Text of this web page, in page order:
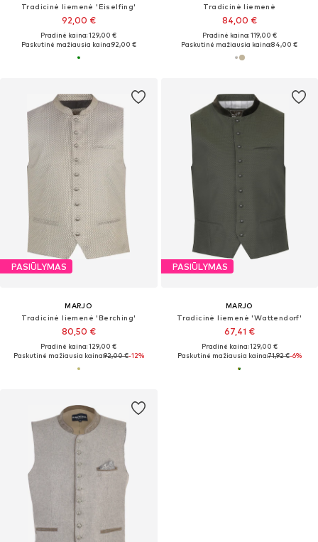
Tradicinė liemenė 'Eiselfing'
92,00 €
Pradinė kaina: 129,00 €
Paskutinė mažiausia kaina:92,00 €
Tradicinė liemenė
84,00 €
Pradinė kaina: 119,00 €
Paskutinė mažiausia kaina:84,00 €
PASIŪLYMAS
MARJO
Tradicinė liemenė 'Berching'
80,50 €
Pradinė kaina: 129,00 €
Paskutinė mažiausia kaina:92,00 €-12%
PASIŪLYMAS
MARJO
Tradicinė liemenė 'Wattendorf'
67,41 €
Pradinė kaina: 129,00 €
Paskutinė mažiausia kaina:71,92 €-6%